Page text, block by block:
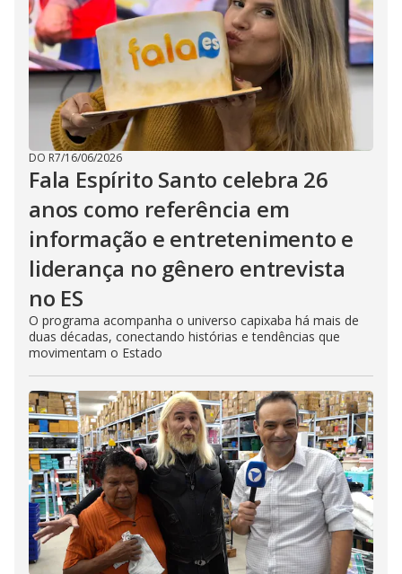
DO R7/16/06/2026
Fala Espírito Santo celebra 26
anos como referência em
informação e entretenimento e
liderança no gênero entrevista
no ES
O programa acompanha o universo capixaba há mais de
duas décadas, conectando histórias e tendências que
movimentam o Estado